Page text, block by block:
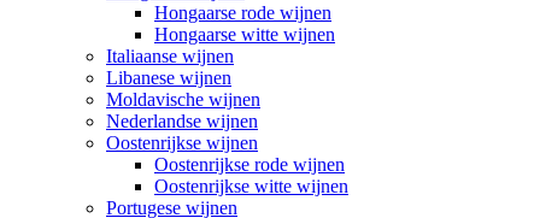
Hongaarse rode wijnen
Hongaarse witte wijnen
Italiaanse wijnen
Libanese wijnen
Moldavische wijnen
Nederlandse wijnen
Oostenrijkse wijnen
Oostenrijkse rode wijnen
Oostenrijkse witte wijnen
Portugese wijnen